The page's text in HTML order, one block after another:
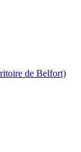
de Belfort)